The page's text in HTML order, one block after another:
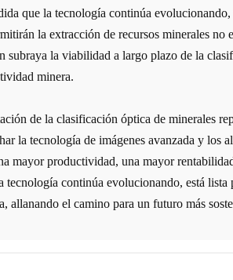
que la tecnología continúa
la extracción de recursos minerales no
subraya la viabilidad a largo plazo de la
minera.
de la clasificación óptica de minerales
la tecnología de imágenes avanzada y los
mayor productividad, una mayor
tecnología continúa evolucionando, está
allanando el camino para un futuro más